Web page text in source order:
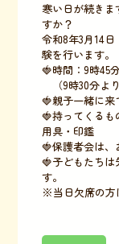
寒い日が続き
すか？
令和8年3月14
験を行います。
🍓時間：9時45
（9時30分より
🍓親子一緒に来
🍓持ってくる
用具・印鑑
🍓保護者会は、
🍓子どもたちは
す。
※当日欠席の方